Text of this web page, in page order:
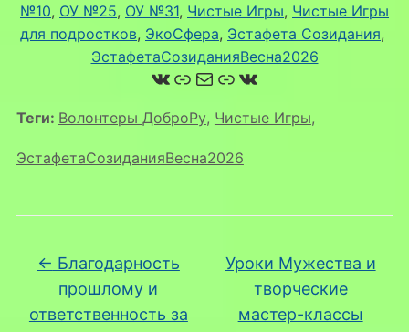
№10, ОУ №25, ОУ №31, Чистые Игры, Чистые Игры
для подростков, ЭкоСфера, Эстафета Созидания
ЭстафетаСозиданияВесна2026
ВКонтакте
Ссылка
Почта
Ссылка
ВКонтакте
Теги: Волонтеры ДоброРу, Чистые Игры,
ЭстафетаСозиданияВесна2026
← Благодарность
прошлому и
ответственность за
Уроки Мужества и
творческие
мастер-классы